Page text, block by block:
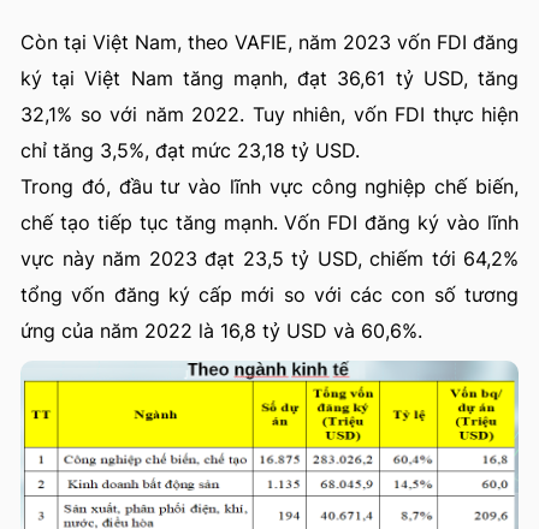
Còn tại Việt Nam, theo VAFIE, năm 2023 vốn FDI đăng
ký tại Việt Nam tăng mạnh, đạt 36,61 tỷ USD, tăng
32,1% so với năm 2022. Tuy nhiên, vốn FDI thực hiện
chỉ tăng 3,5%, đạt mức 23,18 tỷ USD.
Trong đó, đầu tư vào lĩnh vực công nghiệp chế biến,
chế tạo tiếp tục tăng mạnh. Vốn FDI đăng ký vào lĩnh
vực này năm 2023 đạt 23,5 tỷ USD, chiếm tới 64,2%
tổng vốn đăng ký cấp mới so với các con số tương
ứng của năm 2022 là 16,8 tỷ USD và 60,6%.